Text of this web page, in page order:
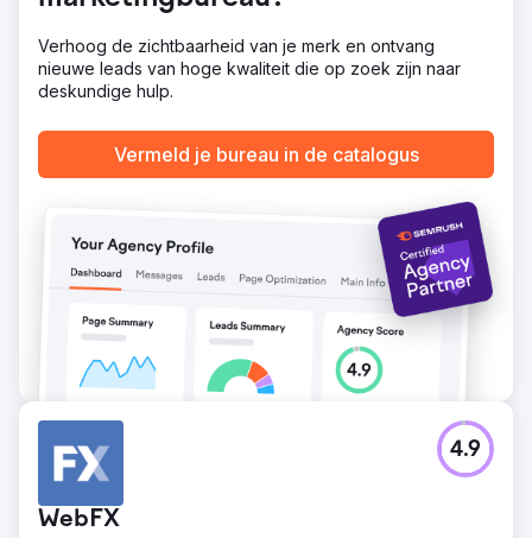
Naar bureaupagina
Verhoog de zichtbaarheid van je merk en ontvang
nieuwe leads van hoge kwaliteit die op zoek zijn naar
deskundige hulp.
Vermeld je bureau in de catalogus
WebFX
4.9